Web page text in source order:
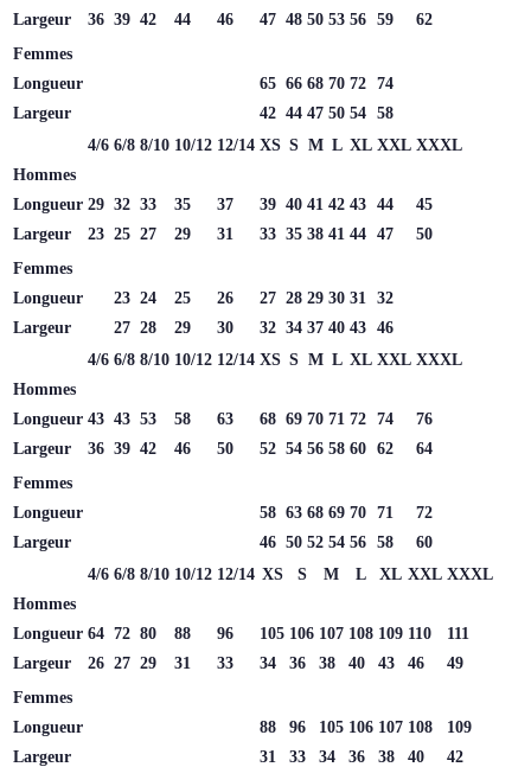
Largeur
36 39 42 44 46 47 48 50 53 56 59
62
Femmes
Longueur
65 66 68 70 72 74
Largeur
42 44 47 50 54 58
4/6 6/8 8/10 10/12 12/14 XS S M L XL XXL XXXL
Hommes
Longueur 29 32 33 35 37 39 40 41 42 43 44
45
Largeur
23 25 27 29 31 33 35 38 41 44 47
50
Femmes
Longueur
23 24 25 26 27 28 29 30 31
32
Largeur
27 28 29 30 32 34 37 40 43 46
4/6 6/8 8/10 10/12 12/14 XS S M L XL XXL XXXL
Hommes
Longueur 43 43 53 58 63 68 69 70 71 72 74
76
Largeur
36 39 42 46 50 52 54 56 58 60 62
64
Femmes
Longueur
58 63 68 69 70 71
72
Largeur
46 50 52 54 56 58
60
4/6 6/8 8/10 10/12 12/14 XS S M L XL XXL XXXL
Hommes
Longueur 64 72 80 88 96 105 106 107 108 109 110
111
Largeur
26 27 29 31 33 34 36 38 40 43 46
49
Femmes
Longueur
88 96 105 106 107 108
109
Largeur
31 33 34 36 38 40 42